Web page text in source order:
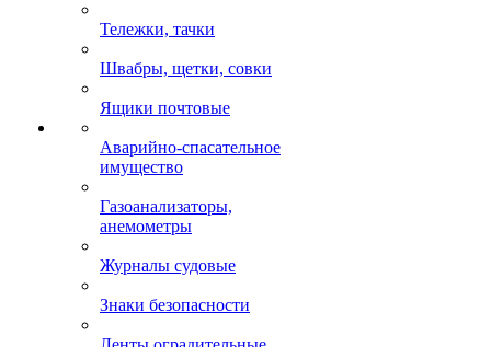
Тележки, тачки
Швабры, щетки, совки
Ящики почтовые
Аварийно-спасательное
имущество
Газоанализаторы,
анемометры
Журналы судовые
Знаки безопасности